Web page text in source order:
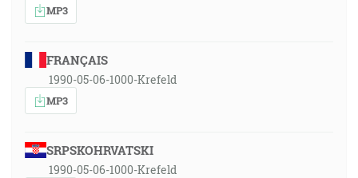
MP3
FRANÇAIS
1990-05-06-1000-Krefeld
MP3
SRPSKOHRVATSKI
1990-05-06-1000-Krefeld